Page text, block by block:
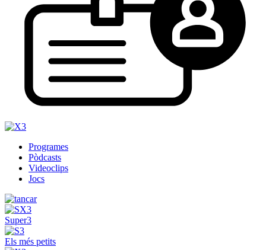
Programes
Pòdcasts
Videoclips
Jocs
Super3
Els més petits